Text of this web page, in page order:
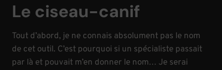
Le ciseau-canif
Tout d’abord, je ne connais absolument pas le nom
de cet outil. C’est pourquoi si un spécialiste passait
par là et pouvait m’en donner le nom… Je serai